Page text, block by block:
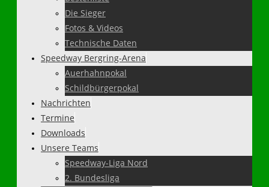
Die Sieger
Fotos & Videos
Technische Daten
Speedway Bergring-Arena
Auerhahnpokal
Schildbürgerpokal
Nachrichten
Termine
Downloads
Unsere Teams
Speedway-Liga Nord
2. Bundesliga